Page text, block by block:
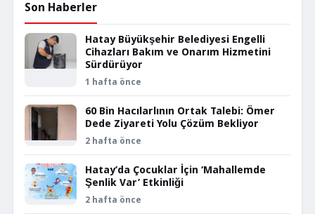
Son Haberler
Hatay Büyükşehir Belediyesi Engelli
Cihazları Bakım ve Onarım Hizmetini
Sürdürüyor
1 hafta önce
60 Bin Hacılarlının Ortak Talebi: Ömer
Dede Ziyareti Yolu Çözüm Bekliyor
2 hafta önce
Hatay’da Çocuklar İçin ‘Mahallemde
Şenlik Var’ Etkinliği
2 hafta önce